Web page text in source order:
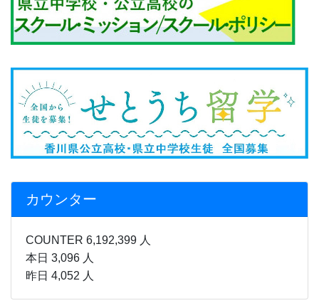
カウンター
COUNTER 6,192,399 人
本日 3,096 人
昨日 4,052 人